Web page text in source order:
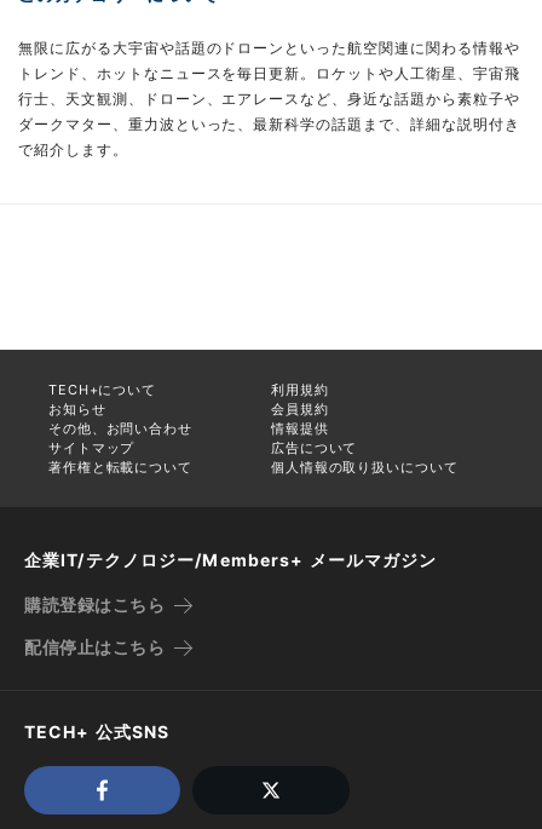
無限に広がる大宇宙や話題のドローンといった航空関連に関わる情報や
トレンド、ホットなニュースを毎日更新。ロケットや人工衛星、宇宙飛
行士、天文観測、ドローン、エアレースなど、身近な話題から素粒子や
ダークマター、重力波といった、最新科学の話題まで、詳細な説明付き
で紹介します。
TECH+について
利用規約
お知らせ
会員規約
その他、お問い合わせ
情報提供
サイトマップ
広告について
著作権と転載について
個人情報の取り扱いについて
企業IT/テクノロジー/Members+ メールマガジン
購読登録はこちら
配信停止はこちら
TECH+ 公式SNS